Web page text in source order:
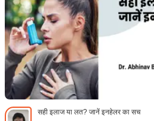
सही इलाज या लत? जानें इनहेलर का सच